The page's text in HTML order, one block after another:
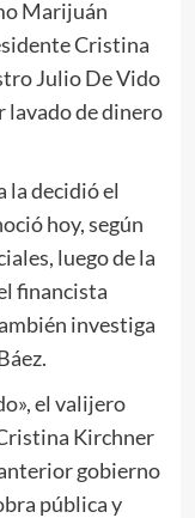
Marijuán
Cristina
Julio De Vido
lavado de dinero
la decidió el
hoy, según
luego de la
financista
investiga
el valijero
Kirchner
gobierno
pública y